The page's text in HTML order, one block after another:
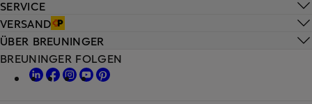
SERVICE
VERSAND
ÜBER BREUNINGER
BREUNINGER FOLGEN